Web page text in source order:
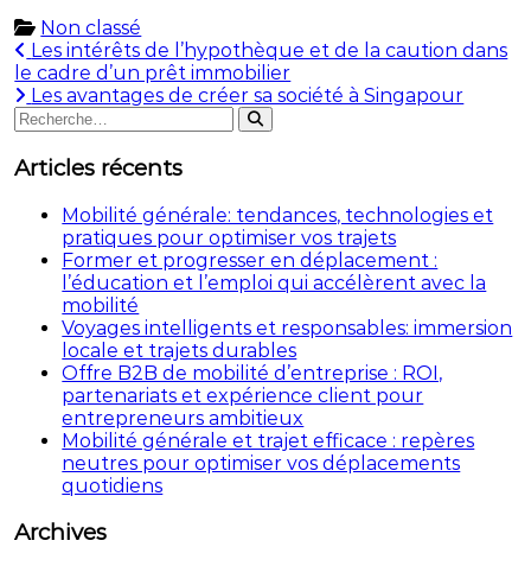
Non classé
Navigation
de
l’article
Les intérêts de l’hypothèque et de la caution dans
le cadre d’un prêt immobilier
Les avantages de créer sa société à Singapour
Rechercher
:
Rechercher
Articles récents
Mobilité générale: tendances, technologies et
pratiques pour optimiser vos trajets
Former et progresser en déplacement :
l’éducation et l’emploi qui accélèrent avec la
mobilité
Voyages intelligents et responsables: immersion
locale et trajets durables
Offre B2B de mobilité d’entreprise : ROI,
partenariats et expérience client pour
entrepreneurs ambitieux
Mobilité générale et trajet efficace : repères
neutres pour optimiser vos déplacements
quotidiens
Archives